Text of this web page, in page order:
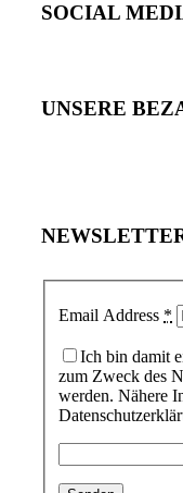
SOCIAL
UNSERE
Email Address *
Ich bin damit
zum Zweck des
werden. Nähere